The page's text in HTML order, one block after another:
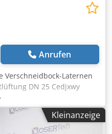
Anrufen
Verschneidbock-Laternen
DN 25 Cedjxwy
Kleinanzeige